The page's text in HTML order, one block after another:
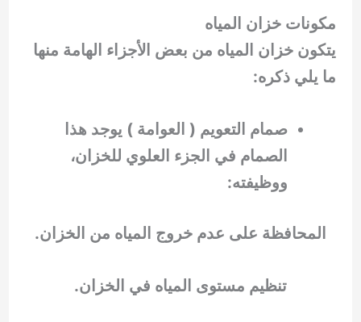
مكونات خزان المياه
يتكون خزان المياه من بعض الأجزاء الهامة منها
ما يلي ذكره:
صمام التعويم ( العوامة ) يوجد هذا
الصمام في الجزء العلوي للخزان،
ووظيفته:
المحافظة على عدم خروج المياه من الخزان.
تنظيم مستوى المياه في الخزان.